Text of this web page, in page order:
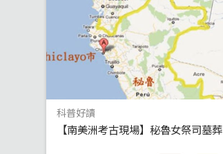
科普好讀
【南美洲考古現場】秘魯女祭司墓葬